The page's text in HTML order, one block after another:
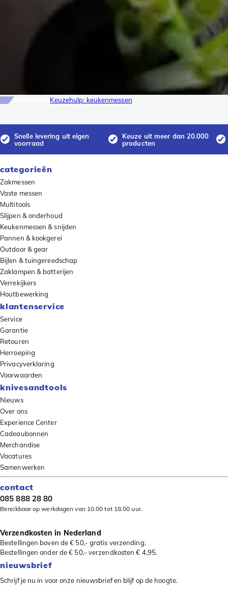
Keuzehulp: keukenmessen
Snelle levering uit eigen
voorraad
Keuze uit meer dan 20.000
producten
categorieën
Zakmessen
Vaste messen
Multitools
Slijpen & onderhoud
Keukenmessen & snijden
Pannen & kookgerei
Outdoor & gear
Bijlen & tuingereedschap
Zaklampen & batterijen
Verrekijkers
Houtbewerking
klantenservice
Service
Garantie
Retouren
Herroeping
Privacyverklaring
Voorwaarden
knivesandtools
Nieuws
Over ons
Experience Center
Cadeaubonnen
Merchandise
Vacatures
Samenwerken
contact
085 888 28 80
Bereikbaar op werkdagen van 10.00 tot 18.00 uur.
Verzendkosten in Nederland
Bestellingen boven de € 50,- gratis verzending.
Bestellingen onder de € 50,- verzendkosten € 4,95.
nieuwsbrief
Schrijf je nu in voor onze nieuwsbrief en blijf op de hoogte.